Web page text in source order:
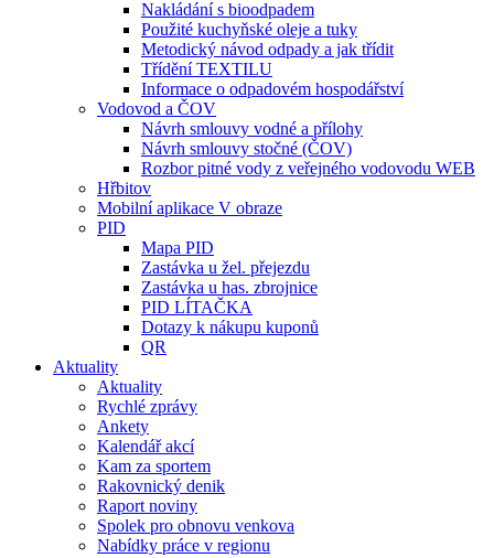
Nakládání s bioodpadem
Použité kuchyňské oleje a tuky
Metodický návod odpady a jak třídit
Třídění TEXTILU
Informace o odpadovém hospodářství
Vodovod a ČOV
Návrh smlouvy vodné a přílohy
Návrh smlouvy stočné (ČOV)
Rozbor pitné vody z veřejného vodovodu WEB
Hřbitov
Mobilní aplikace V obraze
PID
Mapa PID
Zastávka u žel. přejezdu
Zastávka u has. zbrojnice
PID LÍTAČKA
Dotazy k nákupu kuponů
QR
Aktuality
Aktuality
Rychlé zprávy
Ankety
Kalendář akcí
Kam za sportem
Rakovnický denik
Raport noviny
Spolek pro obnovu venkova
Nabídky práce v regionu